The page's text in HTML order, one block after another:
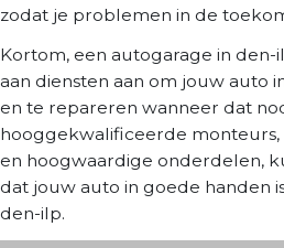
zodat je problemen in de
Kortom, een autogarage in
aan diensten aan om jouw auto
en te repareren wanneer dat
hooggekwalificeerde
en hoogwaardige onderdelen,
dat jouw auto in goede handen
den-ilp.